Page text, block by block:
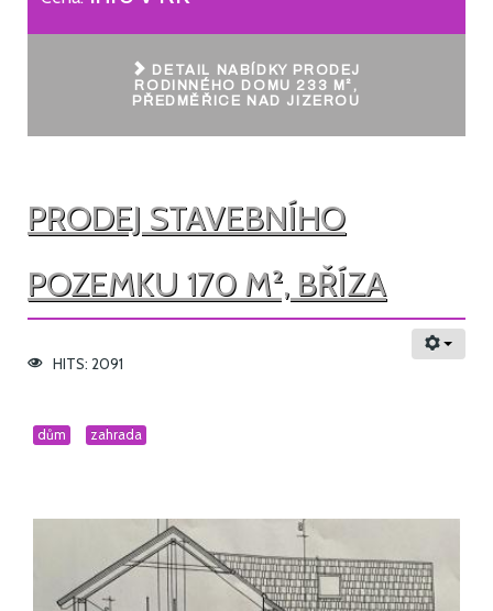
DETAIL NABÍDKY PRODEJ
RODINNÉHO DOMU 233 M²,
PŘEDMĚŘICE NAD JIZEROU
PRODEJ STAVEBNÍHO
POZEMKU 170 M², BŘÍZA
HITS: 2091
dům zahrada